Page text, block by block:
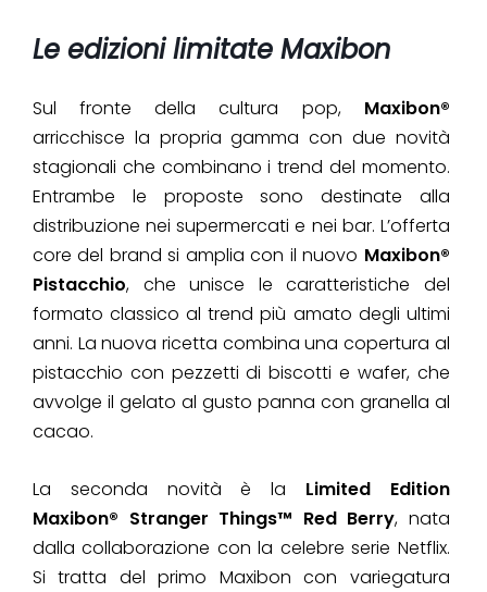
Le edizioni limitate Maxibon
Sul fronte della cultura pop, Maxibon®
arricchisce la propria gamma con due novità
stagionali che combinano i trend del momento.
Entrambe le proposte sono destinate alla
distribuzione nei supermercati e nei bar. L’offerta
core del brand si amplia con il nuovo Maxibon®
Pistacchio, che unisce le caratteristiche del
formato classico al trend più amato degli ultimi
anni. La nuova ricetta combina una copertura al
pistacchio con pezzetti di biscotti e wafer, che
avvolge il gelato al gusto panna con granella al
cacao.
La seconda novità è la Limited Edition
Maxibon® Stranger Things™ Red Berry, nata
dalla collaborazione con la celebre serie Netflix.
Si tratta del primo Maxibon con variegatura